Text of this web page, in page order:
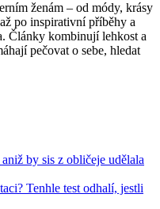
ženám – od módy, krásy
po inspirativní příběhy a
Články kombinují lehkost a
pečovat o sebe, hledat
by sis z obličeje udělala
Tenhle test odhalí, jestli